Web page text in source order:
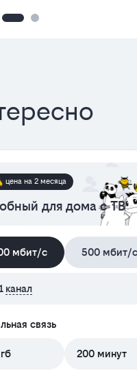
цена на 2 месяца
для дома с ТВ
мбит/с 500 мбит/с
канал
связь
200 минут